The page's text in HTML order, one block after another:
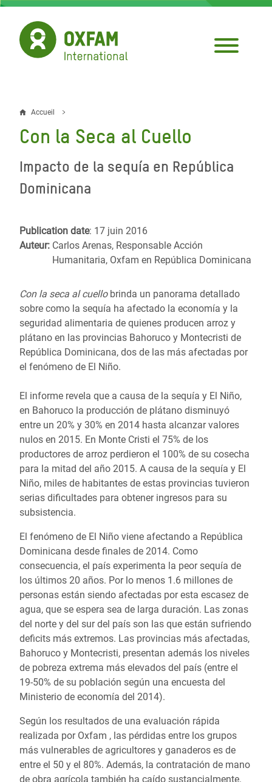
Aller
contenu
principal
Fil
d'Ariane
Accueil
Con la Seca al Cuello
Impacto de la sequía en República
Dominicana
Publication date: 17 juin 2016
Auteur: Carlos Arenas, Responsable Acción
Humanitaria, Oxfam en República Dominicana
Con la seca al cuello brinda un panorama detallado
sobre como la sequía ha afectado la economía y la
seguridad alimentaria de quienes producen arroz y
plátano en las provincias Bahoruco y Montecristi de
República Dominicana, dos de las más afectadas por
el fenómeno de El Niño.
El informe revela que a causa de la sequía y El Niño,
en Bahoruco la producción de plátano disminuyó
entre un 20% y 30% en 2014 hasta alcanzar valores
nulos en 2015. En Monte Cristi el 75% de los
productores de arroz perdieron el 100% de su cosecha
para la mitad del año 2015. A causa de la sequía y El
Niño, miles de habitantes de estas provincias tuvieron
serias dificultades para obtener ingresos para su
subsistencia.
El fenómeno de El Niño viene afectando a República
Dominicana desde finales de 2014. Como
consecuencia, el país experimenta la peor sequía de
los últimos 20 años. Por lo menos 1.6 millones de
personas están siendo afectadas por esta escasez de
agua, que se espera sea de larga duración. Las zonas
del norte y del sur del país son las que están sufriendo
deficits más extremos. Las provincias más afectadas,
Bahoruco y Montecristi, presentan además los niveles
de pobreza extrema más elevados del país (entre el
19-50% de su población según una encuesta del
Ministerio de economía del 2014).
Según los resultados de una evaluación rápida
realizada por Oxfam , las pérdidas entre los grupos
más vulnerables de agricultores y ganaderos es de
entre el 50 y el 80%. Además, la contratación de mano
de obra agrícola también ha caído sustancialmente.